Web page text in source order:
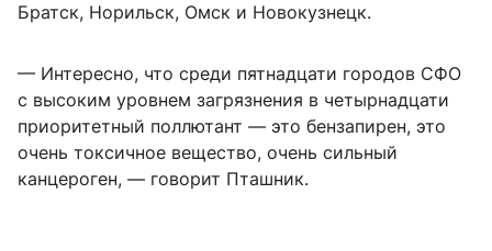
Братск, Норильск, Омск и Новокузнецк.
— Интересно, что среди пятнадцати городов СФО
с высоким уровнем загрязнения в четырнадцати
приоритетный поллютант — это бензапирен, это
очень токсичное вещество, очень сильный
канцероген, — говорит Пташник.